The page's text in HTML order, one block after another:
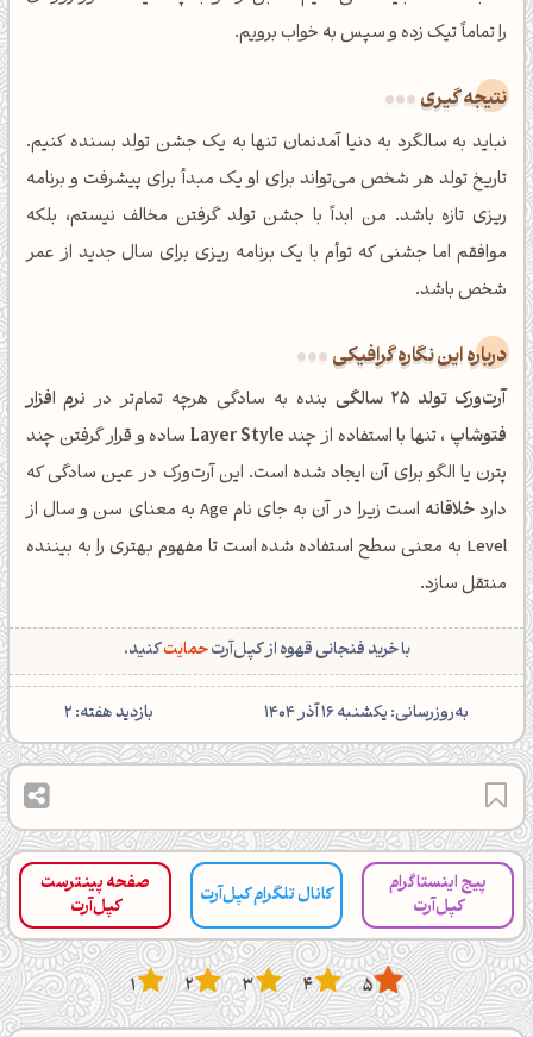
را تماماً تیک زده و سپس به خواب برویم.
نتیجه گیری
نباید به سالگرد به دنیا آمدنمان تنها به یک جشن تولد بسنده کنیم.
تاریخ تولد هر شخص می‌تواند برای او یک مبدأ برای پیشرفت و برنامه
ریزی تازه باشد. من ابداً با جشن تولد گرفتن مخالف نیستم، بلکه
موافقم اما جشنی که توأم با یک برنامه ریزی برای سال جدید از عمر
شخص باشد.
درباره این نگاره گرافیکی
آرت‌ورک تولد 25 سالگی بنده به سادگی هرچه تمام‌تر در نرم افزار
فتوشاپ ، تنها با استفاده از چندLayer Styleساده و قرار گرفتن چند
پترن یا الگو برای آن ایجاد شده است. این آرت‌ورک در عین سادگی که
داردخلاقانه
است زیرا در آن به جای نام Age به معنای سن و سال از
Level به معنی سطح استفاده شده است تا مفهوم بهتری را به بیننده
منتقل سازد.
با خرید فنجانی قهوه از کپل‌آرتحمایتکنید.
‌به‌روزرسانی: یکشنبه 16 آذر 1404 بازدید هفته: 2
پیج اینستاگرام
کپل‌آرت
کانال تلگرام کپل‌آرت
صفحه پینترست
کپل‌آرت
5
4
3
2
1